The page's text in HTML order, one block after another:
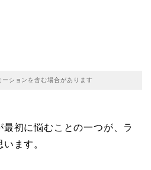
ションを含む場合があります
最初に悩むことの一つが、ラ
ます。